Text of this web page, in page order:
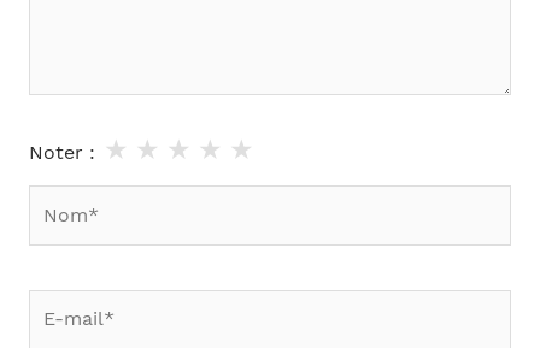
Noter : ★
★
★
★
★
mail*